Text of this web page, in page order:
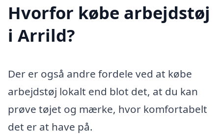
Hvorfor købe arbejdstøj
i Arrild?
Der er også andre fordele ved at købe
arbejdstøj lokalt end blot det, at du kan
prøve tøjet og mærke, hvor komfortabelt
det er at have på.